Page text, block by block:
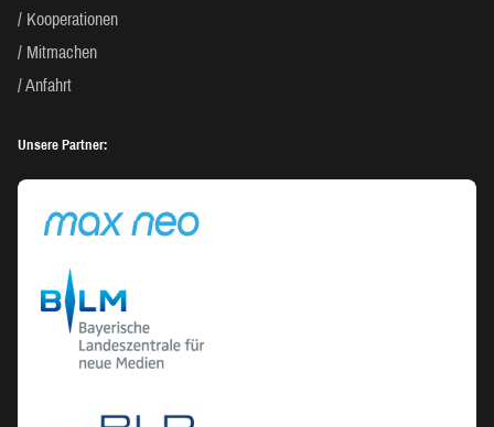
Kooperationen
Mitmachen
Anfahrt
Unsere Partner: